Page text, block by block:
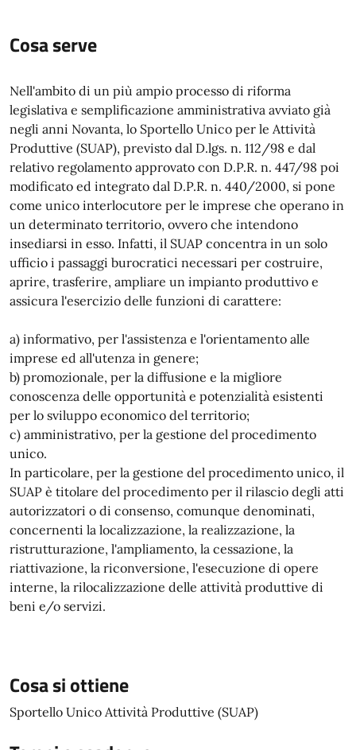
Cosa serve
Nell'ambito di un più ampio processo di riforma
legislativa e semplificazione amministrativa avviato già
negli anni Novanta, lo Sportello Unico per le Attività
Produttive (SUAP), previsto dal D.lgs. n. 112/98 e dal
relativo regolamento approvato con D.P.R. n. 447/98 poi
modificato ed integrato dal D.P.R. n. 440/2000, si pone
come unico interlocutore per le imprese che operano in
un determinato territorio, ovvero che intendono
insediarsi in esso. Infatti, il SUAP concentra in un solo
ufficio i passaggi burocratici necessari per costruire,
aprire, trasferire, ampliare un impianto produttivo e
assicura l'esercizio delle funzioni di carattere:
a) informativo, per l'assistenza e l'orientamento alle
imprese ed all'utenza in genere;
b) promozionale, per la diffusione e la migliore
conoscenza delle opportunità e potenzialità esistenti
per lo sviluppo economico del territorio;
c) amministrativo, per la gestione del procedimento
unico.
In particolare, per la gestione del procedimento unico, il
SUAP è titolare del procedimento per il rilascio degli atti
autorizzatori o di consenso, comunque denominati,
concernenti la localizzazione, la realizzazione, la
ristrutturazione, l'ampliamento, la cessazione, la
riattivazione, la riconversione, l'esecuzione di opere
interne, la rilocalizzazione delle attività produttive di
beni e/o servizi.
Cosa si ottiene
Sportello Unico Attività Produttive (SUAP)